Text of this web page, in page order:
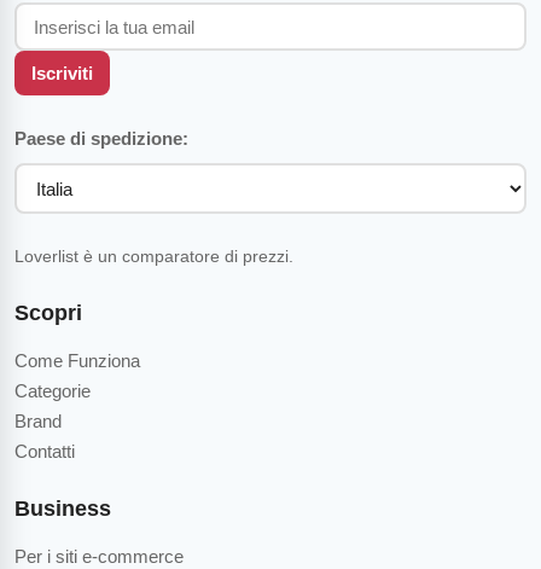
Scopri
Come Funziona
Categorie
Brand
Contatti
Business
Per i siti e-commerce
Iscriviti
Paese di spedizione:
Loverlist è un comparatore di prezzi.